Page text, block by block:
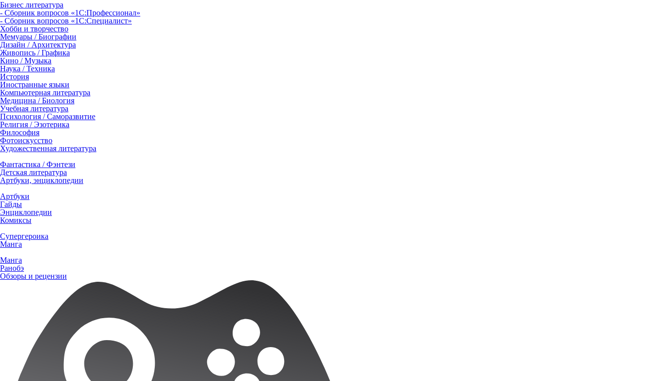
Бизнес литература
- Сборник вопросов «1С:Профессионал»
- Сборник вопросов «1С:Специалист»
Хобби и творчество
Мемуары / Биографии
Дизайн / Архитектура
Живопись / Графика
Кино / Музыка
Наука / Техника
История
Иностранные языки
Компьютерная литература
Медицина / Биология
Учебная литература
Психология / Саморазвитие
Религия / Эзотерика
Философия
Фотоискусство
Художественная литература
Фантастика / Фэнтези
Детская литература
Артбуки, энциклопедии
Артбуки
Гайды
Энциклопедии
Комиксы
Супергероика
Манга
Манга
Ранобэ
Обзоры и рецензии